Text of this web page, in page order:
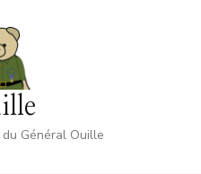
Général Ouille